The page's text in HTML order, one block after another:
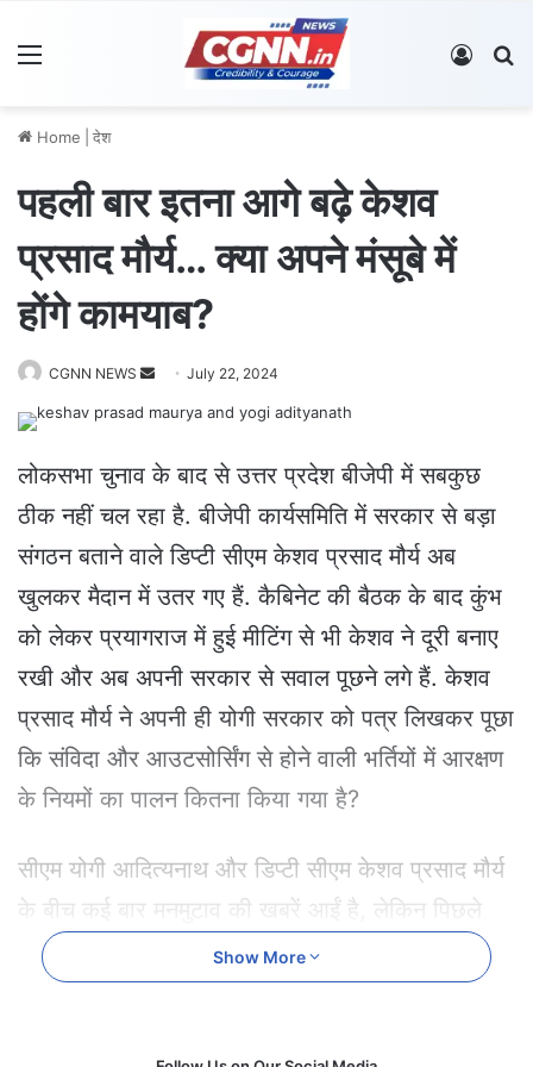
Log In
Home देश
पहली बार इतना आगे बढ़े केशव
प्रसाद मौर्य… क्या अपने मंसूबे में
होंगे कामयाब?
CGNN NEWS
d
a
n
e
a
i
July 22, 2024
लोकसभा चुनाव के बाद से उत्तर प्रदेश बीजेपी में सबकुछ
ठीक नहीं चल रहा है. बीजेपी कार्यसमिति में सरकार से बड़ा
संगठन बताने वाले डिप्टी सीएम केशव प्रसाद मौर्य अब
खुलकर मैदान में उतर गए हैं. कैबिनेट की बैठक के बाद कुंभ
को लेकर प्रयागराज में हुई मीटिंग से भी केशव ने दूरी बनाए
रखी और अब अपनी सरकार से सवाल पूछने लगे हैं. केशव
प्रसाद मौर्य ने अपनी ही योगी सरकार को पत्र लिखकर पूछा
कि संविदा और आउटसोर्सिंग से होने वाली भर्तियों में आरक्षण
के नियमों का पालन कितना किया गया है?
सीएम योगी आदित्यनाथ और डिप्टी सीएम केशव प्रसाद मौर्य
के बीच कई बार मनमुटाव की खबरें आईं है, लेकिन पिछले
सात सालों में पहली बार केशव ने फ्रंटफुट पर उतरकर मोर्चा
खोल दिया है. सरकारी विभागों में संविदा और आउटसोर्सिंग से
Show More